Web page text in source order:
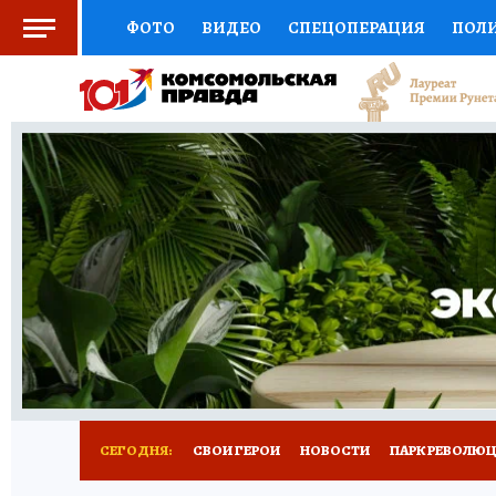
ФОТО ВИДЕО СПЕЦОПЕРАЦИЯ
СОЦПОДДЕРЖКА НАУКА СПОРТ
ВЫБОР ЭКСПЕРТОВ ДОКТОР
КНИЖНАЯ ПОЛКА ПРОГНОЗЫ НА СПОРТ
ПРЕСС-ЦЕНТР НЕДВИЖИМОСТЬ
ВСЕ О КП РАДИО КП РЕКЛАМА ТЕСТЫ
СЕГОДНЯ: СВОИ ГЕРОИ НОВОСТИ ПАРК